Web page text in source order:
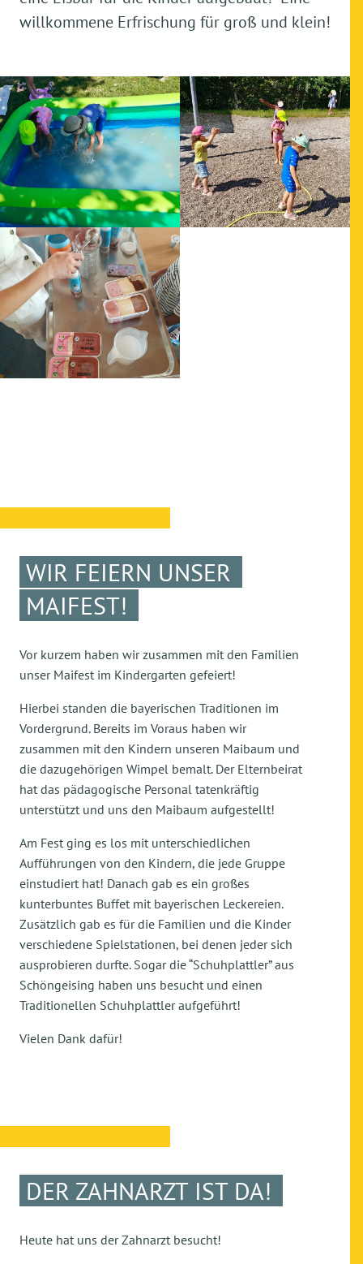
willkommene Erfrischung für groß und klein!
WIR FEIERN UNSER
MAIFEST!
Vor kurzem haben wir zusammen mit den Familien
unser Maifest im Kindergarten gefeiert!
Hierbei standen die bayerischen Traditionen im
Vordergrund. Bereits im Voraus haben wir
zusammen mit den Kindern unseren Maibaum und
die dazugehörigen Wimpel bemalt. Der Elternbeirat
hat das pädagogische Personal tatenkräftig
unterstützt und uns den Maibaum aufgestellt!
Am Fest ging es los mit unterschiedlichen
Aufführungen von den Kindern, die jede Gruppe
einstudiert hat! Danach gab es ein großes
kunterbuntes Buffet mit bayerischen Leckereien.
Zusätzlich gab es für die Familien und die Kinder
verschiedene Spielstationen, bei denen jeder sich
ausprobieren durfte. Sogar die “Schuhplattler” aus
Schöngeising haben uns besucht und einen
Traditionellen Schuhplattler aufgeführt!
Vielen Dank dafür!
DER ZAHNARZT IST DA!
Heute hat uns der Zahnarzt besucht!